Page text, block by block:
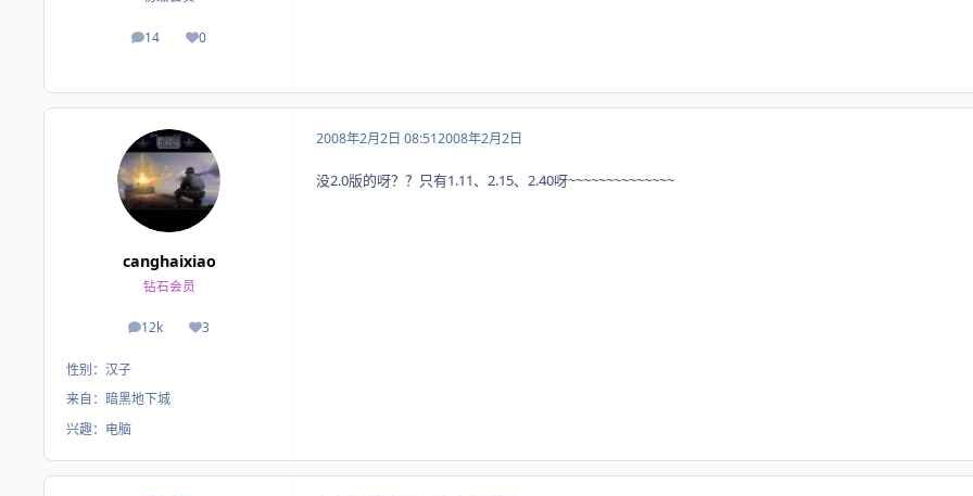
14
帖子 0
荣誉积分
canghaixiao
钻石会员
12k
帖子 3
荣誉积分
性别： 汉子
来自： 暗黑地下城
兴趣： 电脑
2008年2月2日 08:512008年2月2日
没2.0版的呀？？只有1.11、2.15、2.40呀~~~~~~~~~~~~~~